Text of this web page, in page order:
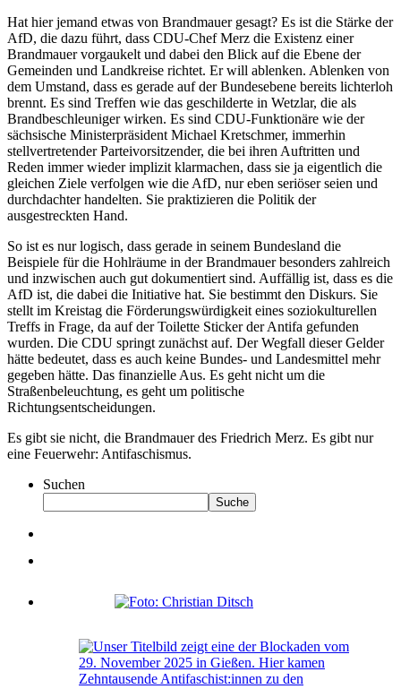
Hat hier jemand etwas von Brandmauer gesagt? Es ist die Stärke der
AfD, die dazu führt, dass CDU-Chef Merz die Existenz einer
Brandmauer vorgaukelt und dabei den Blick auf die Ebene der
Gemeinden und Landkreise richtet. Er will ablenken. Ablenken von
dem Umstand, dass es gerade auf der Bundesebene bereits lichterloh
brennt. Es sind Treffen wie das geschilderte in Wetzlar, die als
Brandbeschleuniger wirken. Es sind CDU-Funktionäre wie der
sächsische Ministerpräsident Michael Kretschmer, immerhin
stellvertretender Parteivorsitzender, die bei ihren Auftritten und
Reden immer wieder implizit klarmachen, dass sie ja eigentlich die
gleichen Ziele verfolgen wie die AfD, nur eben seriöser seien und
durchdachter handelten. Sie praktizieren die Politik der
ausgestreckten Hand.
So ist es nur logisch, dass gerade in seinem Bundesland die
Beispiele für die Hohlräume in der Brandmauer besonders zahlreich
und inzwischen auch gut dokumentiert sind. Auffällig ist, dass es die
AfD ist, die dabei die Initiative hat. Sie bestimmt den Diskurs. Sie
stellt im Kreistag die Förderungswürdigkeit eines soziokulturellen
Treffs in Frage, da auf der Toilette Sticker der Antifa gefunden
wurden. Die CDU springt zunächst auf. Der Wegfall dieser Gelder
hätte bedeutet, dass es auch keine Bundes- und Landesmittel mehr
gegeben hätte. Das finanzielle Aus. Es geht nicht um die
Straßenbeleuchtung, es geht um politische
Richtungsentscheidungen.
Es gibt sie nicht, die Brandmauer des Friedrich Merz. Es gibt nur
eine Feuerwehr: Antifaschismus.
Suchen
Suche